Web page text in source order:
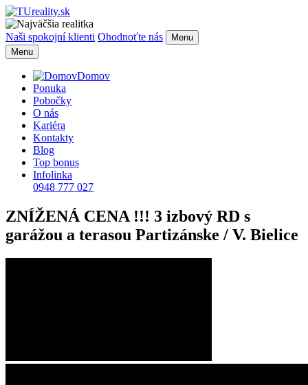
Naši spokojní klienti Ohodnoťte nás
Menu
Menu
Domov
Ponuka
Pobočky
O nás
Kariéra
Kontakty
Blog
Top bonus
Infolinka
0948 777 027
ZNÍŽENÁ CENA !!! 3 izbový RD s
garážou a terasou Partizánske / V. Bielice